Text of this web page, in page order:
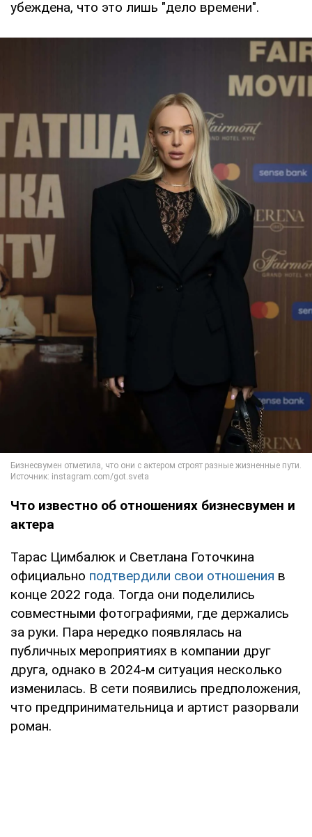
убеждена, что это лишь "дело времени".
Что известно об отношениях бизнесвумен и
актера
Тарас Цимбалюк и Светлана Готочкина
официально подтвердили свои отношения в
конце 2022 года. Тогда они поделились
совместными фотографиями, где держались
за руки. Пара нередко появлялась на
публичных мероприятиях в компании друг
друга, однако в 2024-м ситуация несколько
изменилась. В сети появились предположения,
что предпринимательница и артист разорвали
роман.